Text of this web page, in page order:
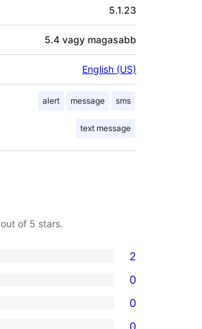
5.1.23
5.4 vagy magasabb
English (US)
alert message sms
text message
out of 5 stars.
2
0
0